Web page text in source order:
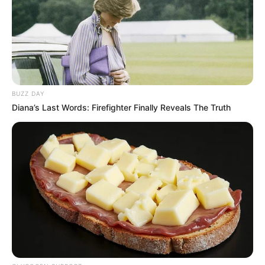
TEMAS RELACIONADOS
TRAGENDIA FEMINICIDIO SANTANDER LEBRIJA
MANTÉNGASE EN ALERTA
Tenemos todas las noticias que le
interesan. Para estar bien informado, por
favor, active las notificaciones de Alerta.
ACTIVAR AHORA
BUZZ DAY
Diana’s Last Words: Firefighter Finally Reveals The Truth